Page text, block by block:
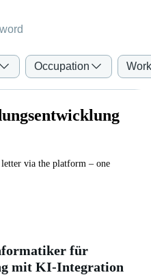
Occupation
via the platform – one
für
mit KI-Integration